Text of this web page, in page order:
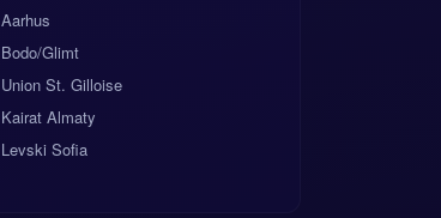
Aarhus
Bodo/Glimt
Union St. Gilloise
Kairat Almaty
Levski Sofia